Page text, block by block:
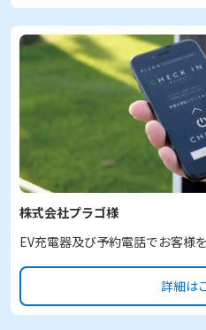
株式会社プラゴ様
EV充電器及び予約電話でお客様
詳細は